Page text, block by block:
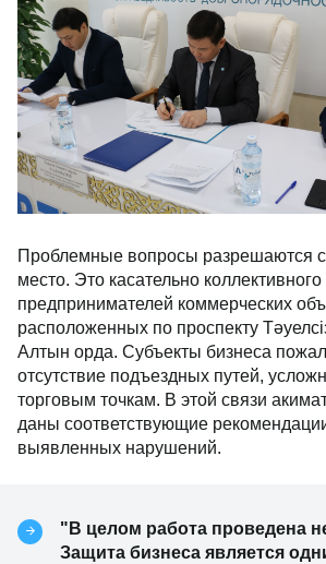
Проблемные вопросы разрешаются
место. Это касательно
предпринимателей коммерческих
расположенных по проспекту
Алтын орда. Субъекты бизнеса
отсутствие подъездных путей,
торговым точкам. В этой связи
даны соответствующие
выявленных нарушений.
"В целом работа проведена
Защита бизнеса является